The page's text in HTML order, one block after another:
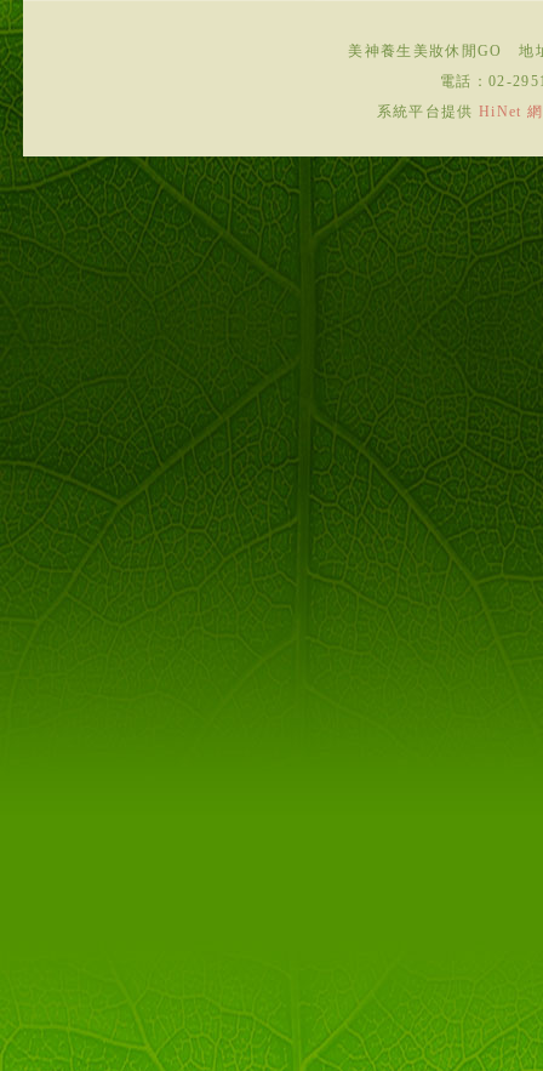
美神養生美妝休閒GO
地
電話： 02-
系統平台提供HiNet